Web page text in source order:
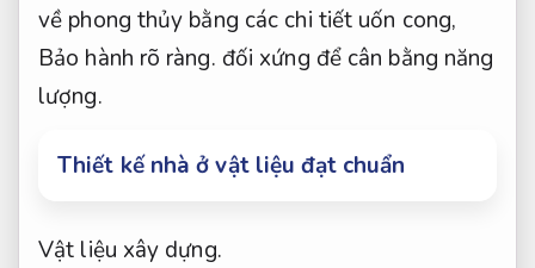
về phong thủy bằng các chi tiết uốn cong,
Bảo hành rõ ràng. đối xứng để cân bằng năng
lượng.
Thiết kế nhà ở vật liệu đạt chuẩn
Vật liệu xây dựng.